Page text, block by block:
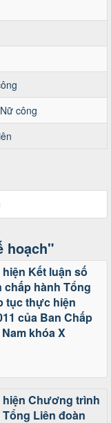
công
hoạch"
Kết luận số
chấp hành Tổng
tục thực hiện
của Ban Chấp
khóa X
Chương trình
Tổng Liên đoàn